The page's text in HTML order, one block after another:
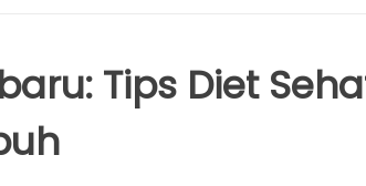
Tips Diet